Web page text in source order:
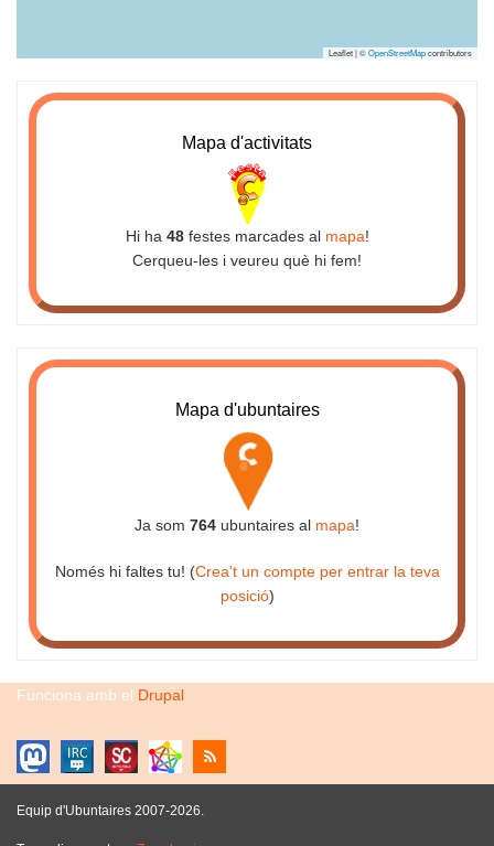
Leaflet | ©OpenStreetMapcontributors
Mapa d'activitats
Hi ha 48festes marcades al mapa!
Cerqueu-les i veureu què hi fem!
Mapa d'ubuntaires
Ja som 764 ubuntaires al mapa!
Només hi faltes tu! (Crea't un compte per entrar la teva
posició)
Funciona amb el Drupal
Equip d'Ubuntaires 2007-2026.